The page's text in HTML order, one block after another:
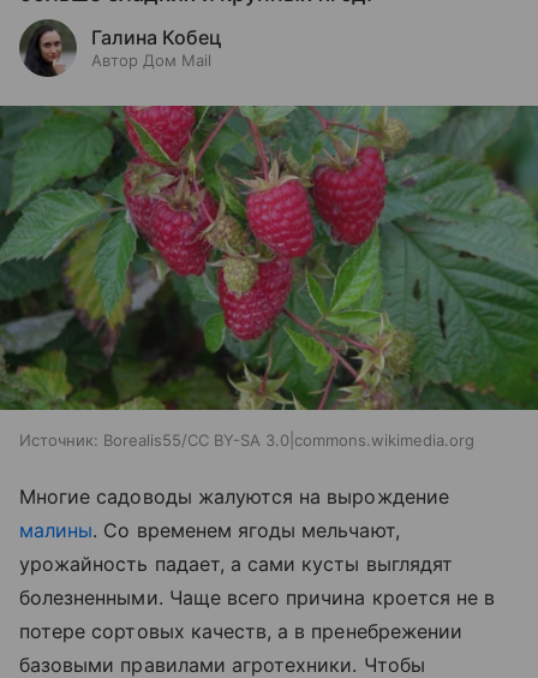
Галина Кобец
Автор Дом Mail
Источник: Borealis55/CC BY-SA 3.0|commons.wikimedia.org
Многие садоводы жалуются на вырождение
малины. Со временем ягоды мельчают,
урожайность падает, а сами кусты выглядят
болезненными. Чаще всего причина кроется не в
потере сортовых качеств, а в пренебрежении
базовыми правилами агротехники. Чтобы